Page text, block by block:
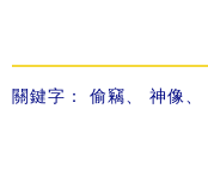
關鍵字： 偷竊 神像